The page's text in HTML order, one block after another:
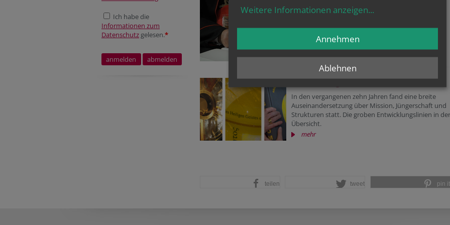
Ich habe die
Informationen zum
Datenschutz gelesen.*
Grundsätzliche Texte und Aufträge zum Diözesanen
Entwicklungsprozess APG2.1 im Überblick.
Was bisher geschah?
In den vergangenen zehn Jahren fand eine breite
Auseinandersetzung über Mission, Jüngerschaft und
Strukturen statt. Die groben Entwicklungslinien in der
Übersicht.
mehr
teilen tweet pin it
Weitere Informationen anzeigen...
Ablehnen
Annehmen